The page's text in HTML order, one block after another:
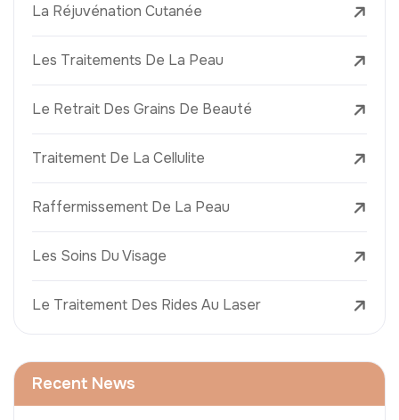
La Réjuvénation Cutanée
Les Traitements De La Peau
Le Retrait Des Grains De Beauté
Traitement De La Cellulite
Raffermissement De La Peau
Les Soins Du Visage
Le Traitement Des Rides Au Laser
Recent News